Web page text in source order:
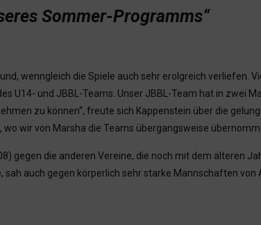
Sommer-Programms“
wenngleich die Spiele auch sehr erolgreich verliefen.
U14- und JBBL-Teams. Unser JBBL-Team hat in zwei
zu können“, freute sich Kappenstein über die
wir von Marsha die Teams übergangsweise
gegen die anderen Vereine, die noch mit dem älteren
sah auch gegen körperlich sehr starke Mannschaften